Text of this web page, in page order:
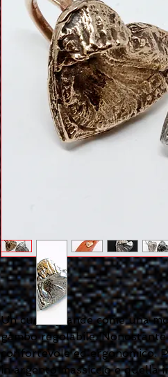
Un cuore grande come una
gambo regolabile.
confortevole ed ergonomico.
in argento massiccio e quella